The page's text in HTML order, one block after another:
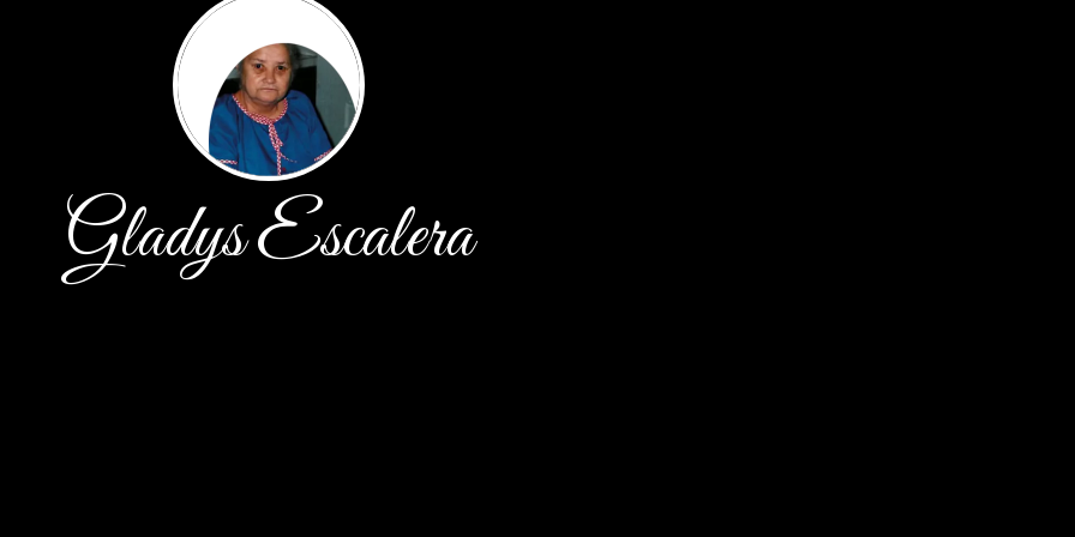
Gladys Escalera